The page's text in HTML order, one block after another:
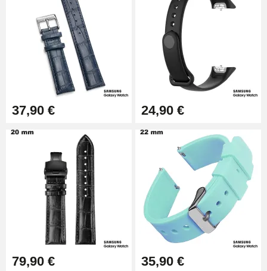
Extracteur de Bracelet de
Montre Facile
17,90 €
37,90 € 24,90 €
79,90 € 35,90 €